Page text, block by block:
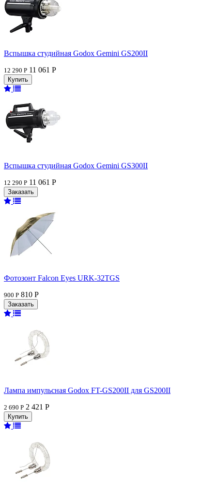
Вспышка студийная Godox Gemini GS200II
12 290 Р 11 061 Р
Вспышка студийная Godox Gemini GS300II
12 290 Р 11 061 Р
Фотозонт Falcon Eyes URK-32TGS
900 Р 810 Р
Лампа импульсная Godox FT-GS200II для GS200II
2 690 Р 2 421 Р